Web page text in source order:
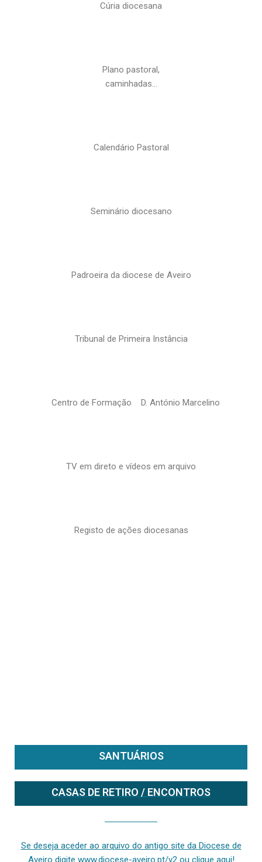
Cúria diocesana
Plano pastoral,
caminhadas…
Calendário Pastoral
Seminário diocesano
Padroeira da diocese de Aveiro
Tribunal de Primeira Instância
Centro de Formação D. António Marcelino
TV em direto e vídeos em arquivo
Registo de ações diocesanas
SANTUÁRIOS
CASAS DE RETIRO / ENCONTROS
Se deseja aceder ao arquivo do antigo site da Diocese de
Aveiro digite www.diocese-aveiro.pt/v2 ou clique aqui!